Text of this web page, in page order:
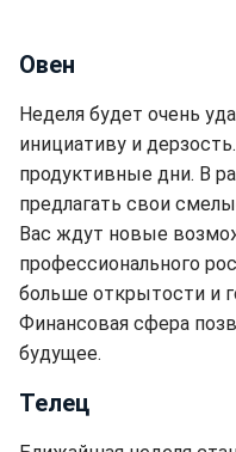
Овен
Неделя будет очень
инициативу и
продуктивные дни. В
предлагать свои
Вас ждут новые
профессионального
больше открытости и
Финансовая сфера
будущее.
Телец